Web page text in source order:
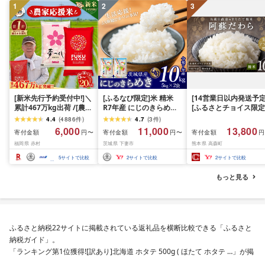
1
[新米先行予約受付中!]＼
累計467万kg出荷 /[農家
応援米]訳あり 令和7年産
令和8年産ふくきらり 夢
つくし 5kg 10kg 15kg
20kg [選べる品種・内容
量・出荷時期]複数原料
米 白米 精米 国産 限定
4.4 (4886件)
寄付金額
6,000 円〜
福岡県 赤村
5サイトで比較
2
[ふるなび限定]米 精米
R7年産 にじのきらめき
10kg 10月 FN-Limited-
4.7 (3件)
寄付金額
11,000 円〜
茨城県 下妻市
2サイトで比較
3
[14営業日以内発送予
[ふるさとチョイス限定
だわら 熊本県 高森町
リジナル米 計
10kg(5kg×2袋)精米 お
米 米 5kg×2 10kg
寄付金額 13,800
熊本県 高森町
2サイトで比較
もっと見る
ふるさと納税22サイトに掲載されている返礼品を横断比較できる「ふるさと
納税ガイド」。
「ランキング第1位獲得![訳あり]北海道 ホタテ 500g ( ほたて ホタテ …」が掲